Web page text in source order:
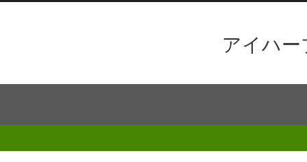
アイハー